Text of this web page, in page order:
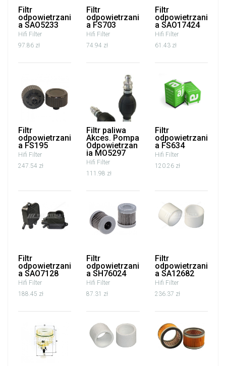
Filtr
odpowietrzani
a SAO5233
Hifi Filter
97.86 zł
Filtr
odpowietrzani
a FS703
Hifi Filter
74.94 zł
Filtr
odpowietrzani
a SAO17424
Hifi Filter
61.43 zł
Filtr
odpowietrzani
a FS195
Hifi Filter
247.54 zł
Filtr paliwa
Akces. Pompa
Odpowietrzan
ia MO5297
Hifi Filter
111.98 zł
Filtr
odpowietrzani
a FS634
Hifi Filter
120.26 zł
Filtr
odpowietrzani
a SAO7128
Hifi Filter
188.45 zł
Filtr
odpowietrzani
a SH76024
Hifi Filter
87.31 zł
Filtr
odpowietrzani
a SA12682
Hifi Filter
236.37 zł